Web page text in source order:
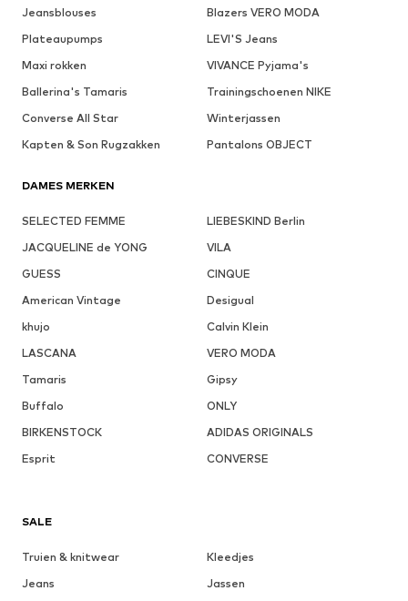
Jeansblouses
Blazers VERO MODA
Plateaupumps
LEVI'S Jeans
Maxi rokken
VIVANCE Pyjama's
Ballerina's Tamaris
Trainingschoenen NIKE
Converse All Star
Winterjassen
Kapten & Son Rugzakken
Pantalons OBJECT
DAMES MERKEN
SELECTED FEMME
LIEBESKIND Berlin
JACQUELINE de YONG
VILA
GUESS
CINQUE
American Vintage
Desigual
khujo
Calvin Klein
LASCANA
VERO MODA
Tamaris
Gipsy
Buffalo
ONLY
BIRKENSTOCK
ADIDAS ORIGINALS
Esprit
CONVERSE
SALE
Truien & knitwear
Kleedjes
Jeans
Jassen